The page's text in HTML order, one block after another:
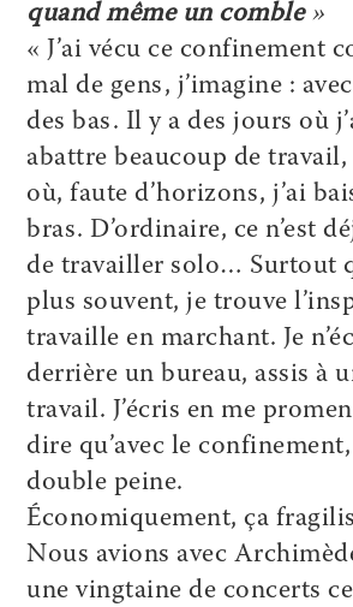
quand même un comble»
« J’ai vécu ce confinement
mal de gens, j’imagine :
des bas. Il y a des jours où
abattre beaucoup de travail,
où, faute d’horizons, j’ai
bras. D’ordinaire, ce n’est
de travailler solo… Surtout
plus souvent, je trouve
travaille en marchant. Je
derrière un bureau, assis à
travail. J’écris en me
dire qu’avec le
double peine.
Économiquement, ça
Nous avions avec
une vingtaine de concerts